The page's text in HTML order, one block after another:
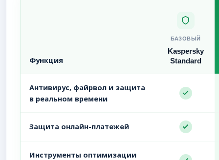
Функция
БАЗОВЫЙ
Kaspersky
Standard
Антивирус, файрвол и защита
в реальном времени
Защита онлайн-платежей
Инструменты оптимизации